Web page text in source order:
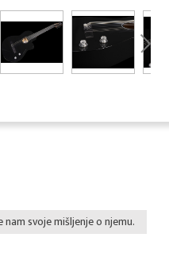
svoje mišljenje o njemu.